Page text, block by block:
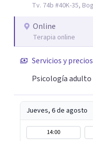
Tv. 74b #40K-35,
Online
Terapia online
Servicios y precios
Psicología adulto
Jueves, 6 de agosto
14:00